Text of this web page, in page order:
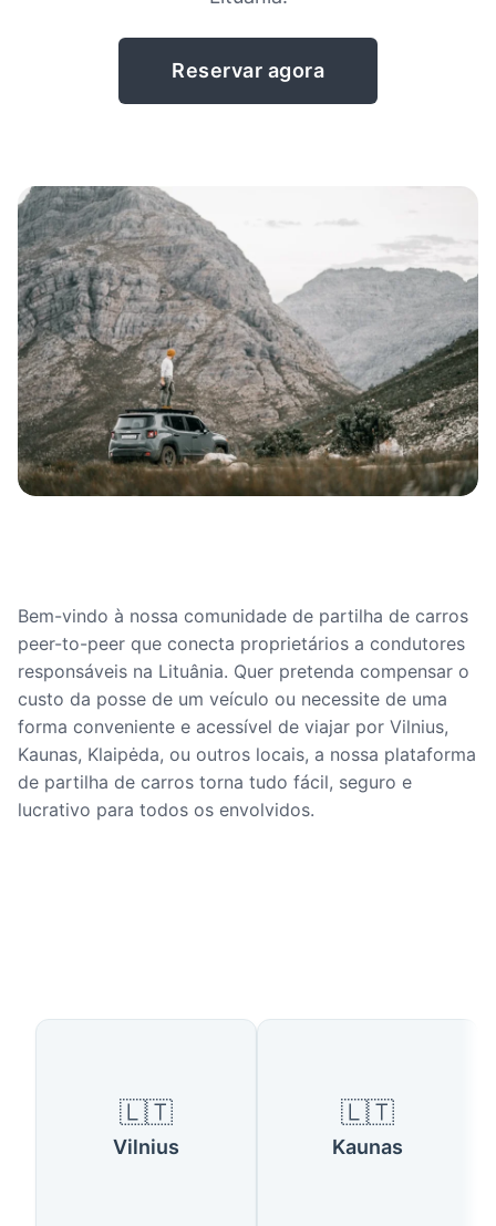
Reservar agora
Bem-vindo à nossa comunidade de partilha de carros
peer-to-peer que conecta proprietários a condutores
responsáveis na Lituânia. Quer pretenda compensar o
custo da posse de um veículo ou necessite de uma
forma conveniente e acessível de viajar por Vilnius,
Kaunas, Klaipėda, ou outros locais, a nossa plataforma
de partilha de carros torna tudo fácil, seguro e
lucrativo para todos os envolvidos.
Países Disponíveis
🇱🇹
Vilnius
🇱🇹
Kaunas